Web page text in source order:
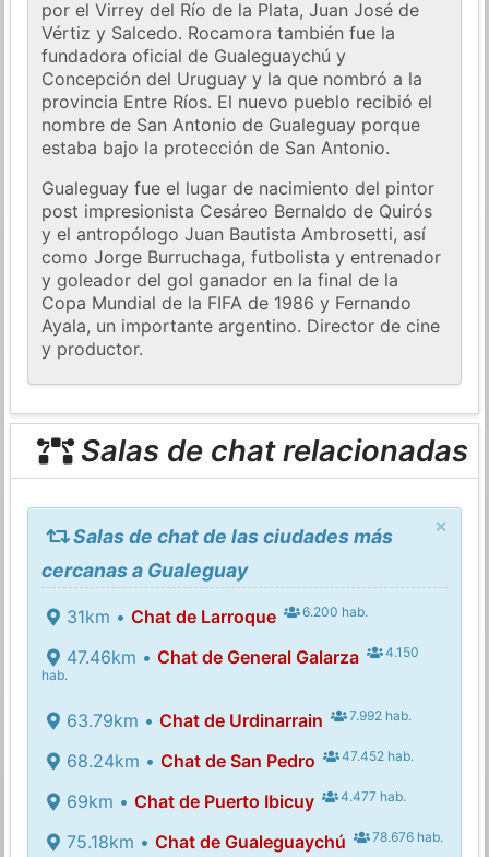
por el Virrey del Río de la Plata, Juan José de
Vértiz y Salcedo. Rocamora también fue la
fundadora oficial de Gualeguaychú y
Concepción del Uruguay y la que nombró a la
provincia Entre Ríos. El nuevo pueblo recibió el
nombre de San Antonio de Gualeguay porque
estaba bajo la protección de San Antonio.
Gualeguay fue el lugar de nacimiento del pintor
post impresionista Cesáreo Bernaldo de Quirós
y el antropólogo Juan Bautista Ambrosetti, así
como Jorge Burruchaga, futbolista y entrenador
y goleador del gol ganador en la final de la
Copa Mundial de la FIFA de 1986 y Fernando
Ayala, un importante argentino. Director de cine
y productor.
Salas de chat relacionadas
×
Salas de chat de las ciudades más
cercanas a Gualeguay
31km • Chat de Larroque 6.200 hab.
47.46km • Chat de General Galarza
4.150
hab.
63.79km • Chat de Urdinarrain 7.992 hab.
68.24km • Chat de San Pedro 47.452 hab.
69km • Chat de Puerto Ibicuy 4.477 hab.
75.18km • Chat de Gualeguaychú 78.676 hab.